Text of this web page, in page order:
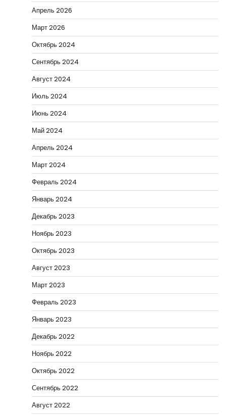
Апрель 2026
Март 2026
Октябрь 2024
Сентябрь 2024
Август 2024
Июль 2024
Июнь 2024
Май 2024
Апрель 2024
Март 2024
Февраль 2024
Январь 2024
Декабрь 2023
Ноябрь 2023
Октябрь 2023
Август 2023
Март 2023
Февраль 2023
Январь 2023
Декабрь 2022
Ноябрь 2022
Октябрь 2022
Сентябрь 2022
Август 2022